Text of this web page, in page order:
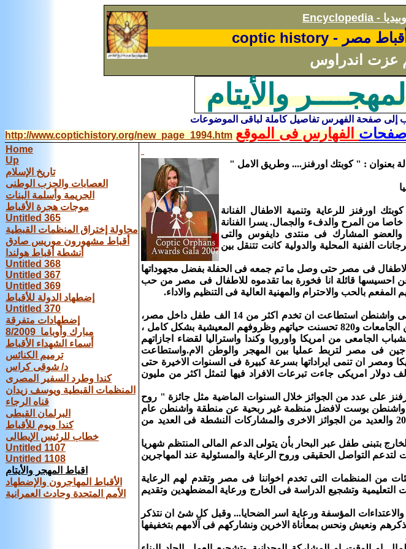
Encyclopedia -
مصر - coptic history
عزت اندراوس
والأيتام
إلى صفحة الفهرس تفاصيل كاملة لباقى الموضوعات
صفحاتالفهارس فى الموقع http://www.coptichistory.org/new_page_1994.htm
Home
Up
تاريخ الإسلام
العصابات والحزب الوطنى
الجريمة وأسلمة البنات
موجات هجرة الأقباط
Untitled 365
محاولة إختراق المنظمات القبطية
أقباط مشهورون موريس صادق
أنشطة أقباط هولندا
Untitled 368
Untitled 367
Untitled 369
إضطهاد الدولة للأقباط
Untitled 370
إضطهادات متفرقة
مبارك وأوباما 8/2009
أسماء الشهداء الأقباط
ترميم الكنائس
د/ شوقى كراس
كندا وطرد السفير المصرى
المنظمات القبطية ويوسف زيدان
قناه الرجاء
البرلمان القبطى
كندا ويوم للأقباط
خطاب للرئيس الإيطالى
Untitled 1107
Untitled 1108
اقباط المهجر والأيتام
الأقباط المهاجرون والإضطهاد
الأمم المتحدة وحادث العمرانية
"
منظمة كوبتك اورفنز للرعاية وتنمية الاطفال الفنانة
من المرح والدفء والجمال. يسرا الفنانة
والعضو المشارك فى منتدى دايفوس والتى
الفنية المحلية والدولية كانت تتنقل بين
الاطفال فى مصر حتى وصل ما تم جمعه فى الحفلة بفضل مجهوداتها
عن احسيسها قائلة انا فخورة بما تقدموه للاطفال فى مصر من حب
بالحب والاحترام والمهنية العالية فى التنظيم والاداء.
منظمة كوبتك اورفنز التى تأسست عام 1988 فى واشنطن استطاعت ان تخدم اكثر من 14 الف طفل داخل مصر،
تخرج منهم 1606 من المدارس الثانوية و 352 من الجامعات و820 تحسنت حياتهم وظروفهم المعيشية بشكل كامل ،
الجامعى من امريكا واوروبا وكندا واستراليا لقضاء اجازاتهم
فى مصر لتربط عمليا بين المهجر والوطن الام.واستطاعت
ومصر ان تنمى ايراداتها بسرعة كبيرة فى السنوات الاخيرة حتى
الى 2 مليون ومائة الف دولار امريكى جاءت تبرعات الافراد فيها لتمثل اكثر من مليون
على عدد من الجوائز خلال السنوات الماضية مثل جائزة " روح
الاطفال عام 2001 ، وجائزة واشنطن بوست لافضل منظمة غير ربحية عن منطقة واشنطن عام
2005 ، وجائزة الامم المتحدة للخدمة العامة 2006 والعديد من الجوائز الاخرى والمشاركات النشطة فى العديد من
بتبنى طفل عبر البحار بأن يتولى الدعم المالى المنتظم شهريا
لتدعم التواصل الحقيقى وروح الرعاية والمسئولية عند المهاجرين
من المنظمات التى تخدم اخواننا فى مصر وتقدم لهم الرعاية
التعليمية وتشجيع الدراسة فى الخارج ورعاية المضطهدين وتقديم
المؤسفة ورعاية اسر الضحايا... وقبل كل شئ ان نتذكر
ونعيش ونحس بمعأناة الاخرين ونشاركهم فى آلامهم بتخفيفها